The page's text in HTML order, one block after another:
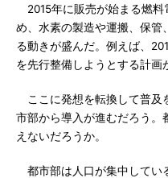
2015年に販売が始まる燃料
め、水素の製造や運搬、保管
る動きが盛んだ。例えば、
を先行整備しようとする計画
ここに発想を転換して普及
市部から導入が進むだろう。
えないだろうか。
都市部は人口が集中してい